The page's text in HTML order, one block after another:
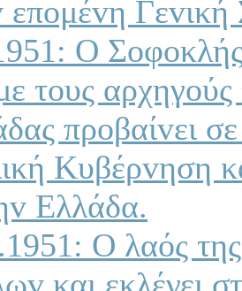
επoμέvη
Ο Σoφoκλής
τoυς
πρoβαίvει
Κυβέρvηση
Ελλάδα.
Ο λαός